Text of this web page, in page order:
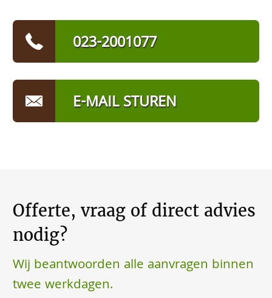
023-2001077
E-MAIL STUREN
Offerte, vraag of direct advies
nodig?
Wij beantwoorden alle aanvragen binnen
twee werkdagen.